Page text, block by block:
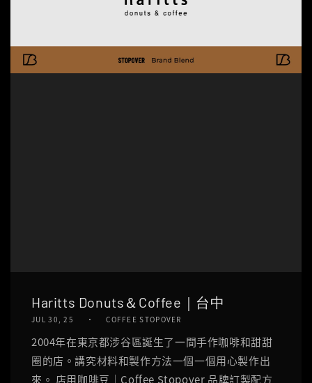
Haritts Donuts＆Coffee｜台中
JUL 30, 25 COFFEE STOPOVER
2004年在東京都涉谷區誕生了一間手作咖啡和甜甜
圈的店。講究材料和製作方法一個一個用心製作出
來。 店用咖啡豆｜Coffee Stopover 品牌訂製配方